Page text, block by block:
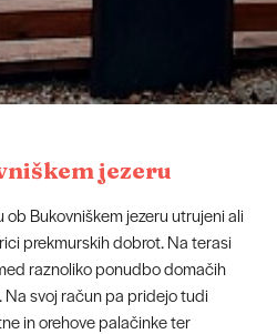
jezeru
Bukovniškem jezeru utrujeni ali
prekmurskih dobrot. Na terasi
raznoliko ponudbo domačih
svoj račun pa pridejo tudi
in orehove palačinke ter